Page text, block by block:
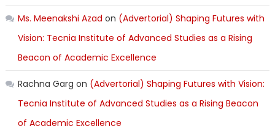
Ms. Meenakshi Azad on (Advertorial) Shaping Futures with
Vision: Tecnia Institute of Advanced Studies as a Rising
Beacon of Academic Excellence
Rachna Garg on (Advertorial) Shaping Futures with Vision:
Tecnia Institute of Advanced Studies as a Rising Beacon
of Academic Excellence